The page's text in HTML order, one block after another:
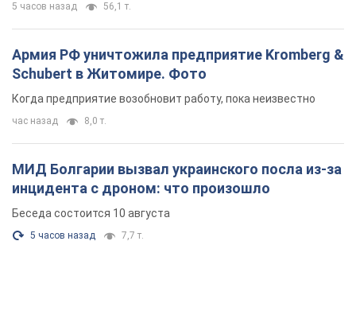
5 часов назад 56,1 т.
Армия РФ уничтожила предприятие Kromberg &
Schubert в Житомире. Фото
Когда предприятие возобновит работу, пока неизвестно
час назад 8,0 т.
МИД Болгарии вызвал украинского посла из-за
инцидента с дроном: что произошло
Беседа состоится 10 августа
5 часов назад 7,7 т.